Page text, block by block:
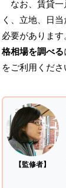
なお、賃貸
く、立地、日
必要があります
格相場を調べる
をご利用くださ
【監修者】